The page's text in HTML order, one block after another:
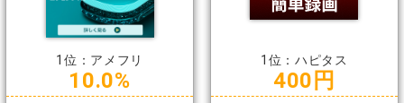
1位：アメフリ
10.0%
1位：ハピタス
400円